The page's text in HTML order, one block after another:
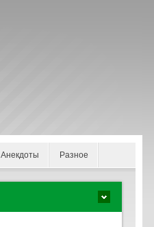
Анекдоты Разное